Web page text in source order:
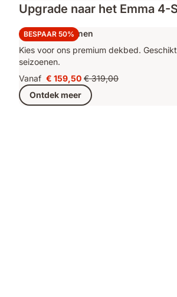
Upgrade naar het Emma
BESPAAR 50%
Emma 4-Seizonen
Kies voor ons premium dekbed.
seizoenen.
Vanaf Prijs
€ 159,50
€ 159,50Oorspronkelijke
prijs
€ 319,00
€ 319,00
Ontdek meer